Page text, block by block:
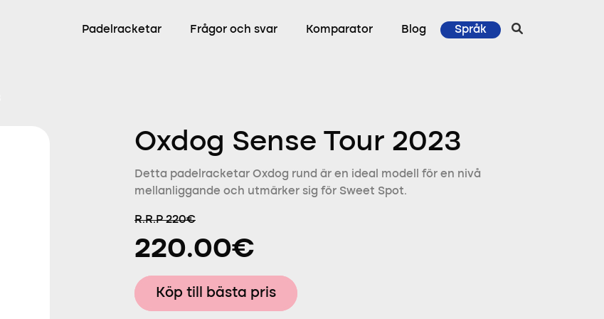
Padelracketar Frågor och svar Komparator Blog Språk
Oxdog Sense Tour 2023
Detta padelracketar Oxdog rund är en ideal modell för en nivå
mellanliggande och utmärker sig för Sweet Spot.
R.R.P 220€
220.00€
Köp till bästa pris